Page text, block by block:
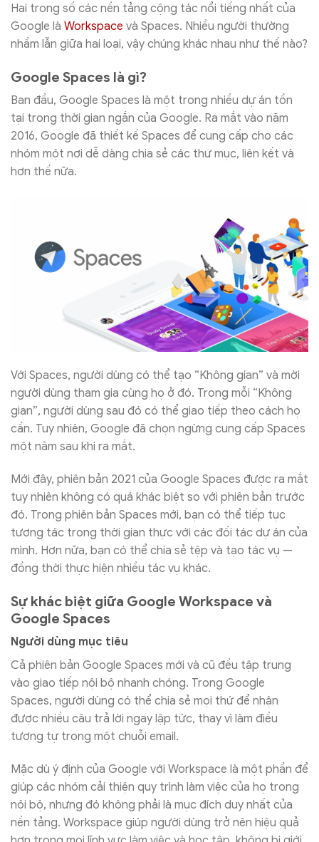
Hai trong số các nền tảng cộng tác nổi tiếng nhất của
Google là Workspace và Spaces. Nhiều người thường
nhầm lẫn giữa hai loại, vậy chúng khác nhau như thế nào?
Google Spaces là gì?
Ban đầu, Google Spaces là một trong nhiều dự án tồn
tại trong thời gian ngắn của Google. Ra mắt vào năm
2016, Google đã thiết kế Spaces để cung cấp cho các
nhóm một nơi dễ dàng chia sẻ các thư mục, liên kết và
hơn thế nữa.
Với Spaces, người dùng có thể tạo “Không gian” và mời
người dùng tham gia cùng họ ở đó. Trong mỗi “Không
gian”, người dùng sau đó có thể giao tiếp theo cách họ
cần. Tuy nhiên, Google đã chọn ngừng cung cấp Spaces
một năm sau khi ra mắt.
Mới đây, phiên bản 2021 của Google Spaces được ra mắt
tuy nhiên không có quá khác biệt so với phiên bản trước
đó. Trong phiên bản Spaces mới, bạn có thể tiếp tục
tương tác trong thời gian thực với các đối tác dự án của
mình. Hơn nữa, bạn có thể chia sẻ tệp và tạo tác vụ —
đồng thời thực hiện nhiều tác vụ khác.
Sự khác biệt giữa Google Workspace và
Google Spaces
Người dùng mục tiêu
Cả phiên bản Google Spaces mới và cũ đều tập trung
vào giao tiếp nội bộ nhanh chóng. Trong Google
Spaces, người dùng có thể chia sẻ mọi thứ để nhận
được nhiều câu trả lời ngay lập tức, thay vì làm điều
tương tự trong một chuỗi email.
Mặc dù ý định của Google với Workspace là một phần để
giúp các nhóm cải thiện quy trình làm việc của họ trong
nội bộ, nhưng đó không phải là mục đích duy nhất của
nền tảng. Workspace giúp người dùng trở nên hiệu quả